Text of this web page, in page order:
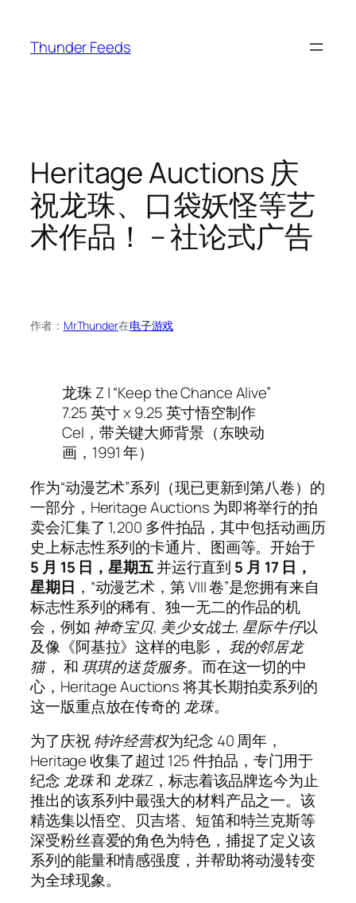
Thunder Feeds
Heritage Auctions 庆
祝龙珠、口袋妖怪等艺
术作品！ – 社论式广告
作者： MrThunder在电子游戏
龙珠 Z | “Keep the Chance Alive”
7.25 英寸 x 9.25 英寸悟空制作
Cel，带关键大师背景（东映动
画，1991 年）
作为“动漫艺术”系列（现已更新到第八卷）的
一部分，Heritage Auctions 为即将举行的拍
卖会汇集了 1,200 多件拍品，其中包括动画历
史上标志性系列的卡通片、图画等。开始于
5 月 15 日，星期五并运行直到 5 月 17 日，
星期日 ，“动漫艺术，第 VIII 卷”是您拥有来自
标志性系列的稀有、独一无二的作品的机
会，例如 神奇宝贝, 美少女战士, 星际牛仔以
及像《阿基拉》这样的电影， 我的邻居龙
猫， 和琪琪的送货服务。而在这一切的中
心，Heritage Auctions 将其长期拍卖系列的
这一版重点放在传奇的 龙珠。
为了庆祝特许经营权为纪念 40 周年，
Heritage 收集了超过 125 件拍品，专门用于
纪念龙珠和龙珠Z ，标志着该品牌迄今为止
推出的该系列中最强大的材料产品之一。该
精选集以悟空、贝吉塔、短笛和特兰克斯等
深受粉丝喜爱的角色为特色，捕捉了定义该
系列的能量和情感强度，并帮助将动漫转变
为全球现象。